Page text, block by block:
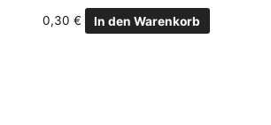
0,30 € In den Warenkorb